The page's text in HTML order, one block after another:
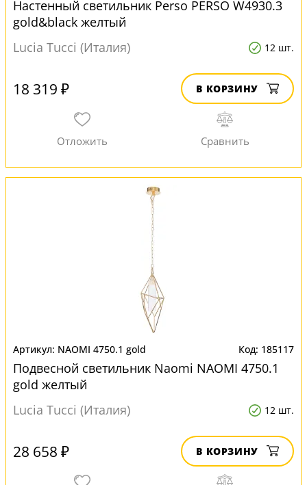
Настенный светильник Perso PERSO W4930.3
gold&black желтый
Lucia Tucci (Италия)
12 шт.
18 319 ₽ В КОРЗИНУ
NAOMI 4750.1 gold 185117
Подвесной светильник Naomi NAOMI 4750.1
gold желтый
Lucia Tucci (Италия)
12 шт.
28 658 ₽ В КОРЗИНУ